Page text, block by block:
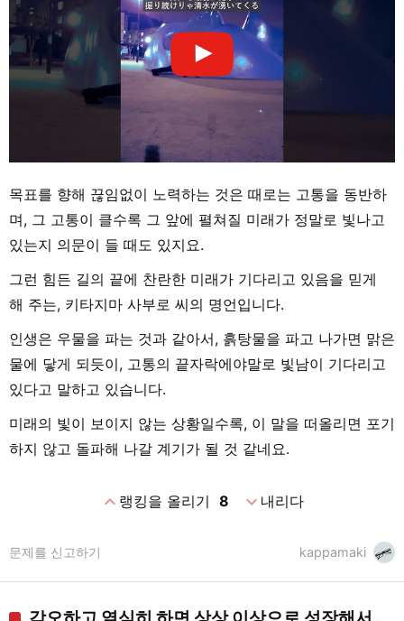
목표를 향해 끊임없이 노력하는 것은 때로는 고통을 동반하
며, 그 고통이 클수록 그 앞에 펼쳐질 미래가 정말로 빛나고
있는지 의문이 들 때도 있지요.
그런 힘든 길의 끝에 찬란한 미래가 기다리고 있음을 믿게
해 주는, 키타지마 사부로 씨의 명언입니다.
인생은 우물을 파는 것과 같아서, 흙탕물을 파고 나가면 맑은
물에 닿게 되듯이, 고통의 끝자락에야말로 빛남이 기다리고
있다고 말하고 있습니다.
미래의 빛이 보이지 않는 상황일수록, 이 말을 떠올리면 포기
하지 않고 돌파해 나갈 계기가 될 것 같네요.
expand_less랭킹을 올리기 8 expand_more내리다
kappamaki
문제를 신고하기